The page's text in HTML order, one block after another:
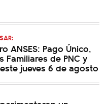
ANSES: Pago Único,
Familiares de PNC y
jueves 6 de agosto